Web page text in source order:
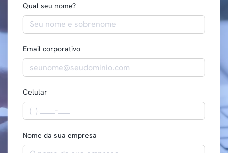
Qual seu nome?
Email corporativo
Celular
Nome da sua empresa